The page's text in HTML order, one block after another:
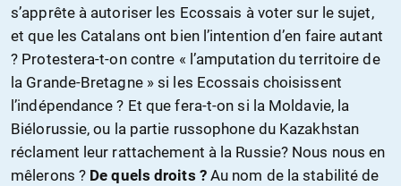
s’apprête à autoriser les Ecossais à voter sur le sujet,
et que les Catalans ont bien l’intention d’en faire autant
? Protestera-t-on contre « l’amputation du territoire de
la Grande-Bretagne » si les Ecossais choisissent
l’indépendance ? Et que fera-t-on si la Moldavie, la
Biélorussie, ou la partie russophone du Kazakhstan
réclament leur rattachement à la Russie? Nous nous en
mêlerons ? De quels droits ?Au nom de la stabilité de